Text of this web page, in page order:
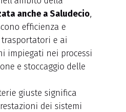
anche a Saludecio,
efficienza e
e ai
impiegati nei processi
e stoccaggio delle
giuste significa
dei sistemi